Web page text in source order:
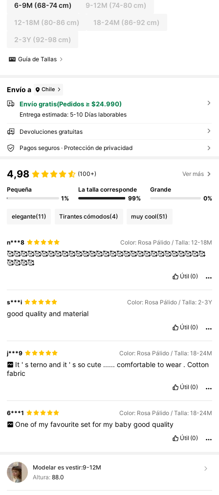
6-9M (68-74 cm) 9-12M (74-80 cm)
12-18M (80-86 cm) 18-24M (86-92 cm)
2-3Y (92-98 cm)
Guía de Tallas
Envío a Chile
Envío gratis(Pedidos ≥ $24.990)
Entrega estimada: 5-10 Días laborables
Devoluciones gratuitas
Pagos seguros · Protección de privacidad
4,98 (100+) Ver más
Pequeña
1%
La talla corresponde
99%
Grande
0%
elegante(11) Tirantes cómodos(4) muy cool(51)
n***8 Color: Rosa Pálido / Talla: 12-18M
🥰🥰🥰🥰🥰🥰🥰🥰🥰🥰🥰🥰🥰🥰🥰🥰🥰🥰🥰🥰🥰🥰🥰🥰🥰🥰🥰🥰🥰
🥰🥰🥰🥰
Útil (0)
s***i Color: Rosa Pálido / Talla: 2-3Y
goodqualityand material
Útil (0)
j***9 Color: Rosa Pálido / Talla: 18-24M
It ' s terno and it ' s so cute ...... comfortable to wear . Cotton
fabric
Útil (0)
6***1 Color: Rosa Pálido / Talla: 18-24M
One of my favourite set for my baby good quality
Útil (0)
Modelar es vestir:9-12M
Altura: 88.0